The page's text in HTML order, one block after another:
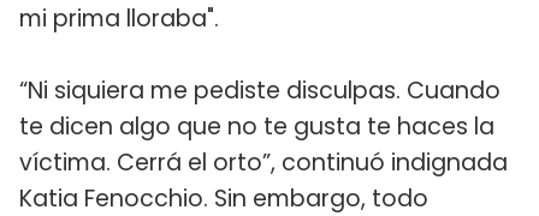
mi prima lloraba".
“Ni siquiera me pediste disculpas. Cuando
te dicen algo que no te gusta te haces la
víctima. Cerrá el orto”, continuó indignada
Katia Fenocchio. Sin embargo, todo